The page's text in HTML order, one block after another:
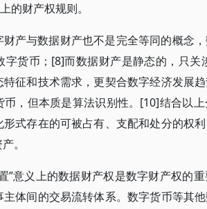
的财产权规则。
产与数据财产也不是完全等同的概念
字货币；[8]而数据财产是静态的，只
征和技术需求，更契合数字经济发展
，但本质是算法识别性。[10]结合以
式存在的可被占有、支配和处分的权
。
”意义上的数据财产权是数字财产权的
体间的交易流转体系。数字货币等其